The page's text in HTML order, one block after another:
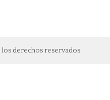
derechos reservados.